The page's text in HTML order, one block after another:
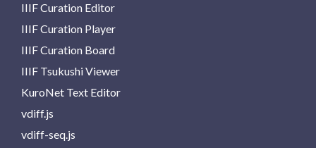
IIIF Curation Editor
IIIF Curation Player
IIIF Curation Board
IIIF Tsukushi Viewer
KuroNet Text Editor
vdiff.js
vdiff-seq.js